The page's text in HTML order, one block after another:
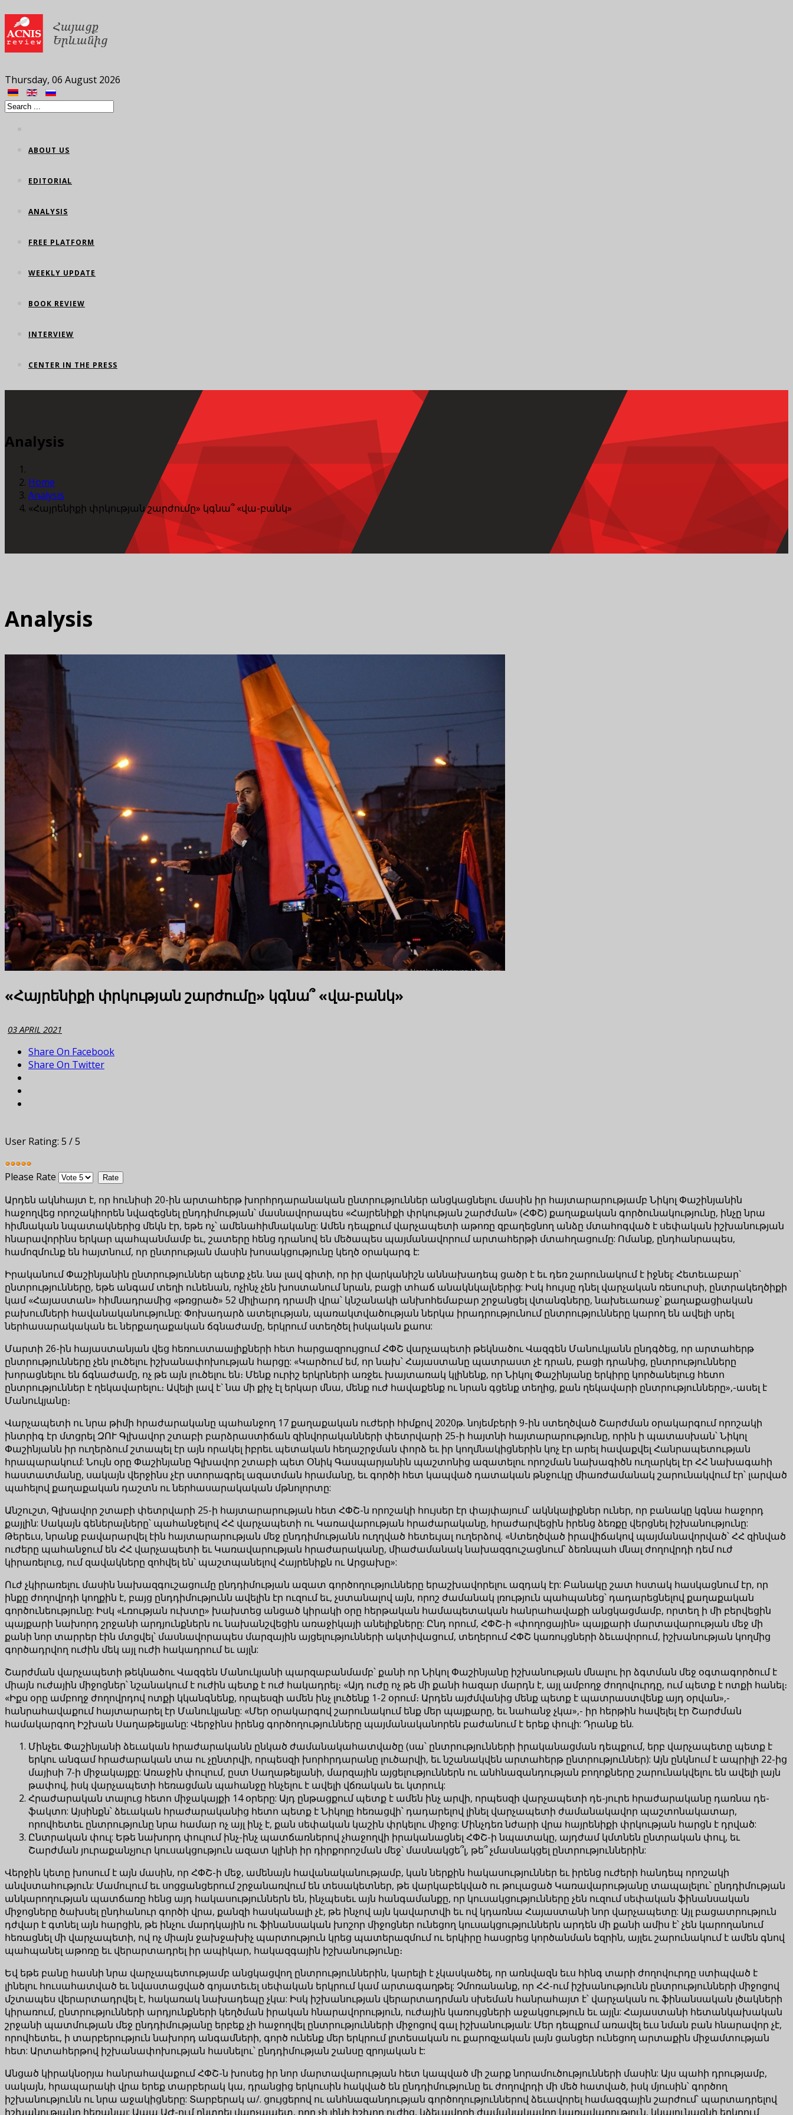
Thursday, 06 August 2026
ABOUT US
EDITORIAL
ANALYSIS
FREE PLATFORM
WEEKLY UPDATE
BOOK REVIEW
INTERVIEW
CENTER IN THE PRESS
Analysis
Home
Analysis
«Հայրենիքի փրկության շարժումը» կգնա՞ «վա-բանկ»
Analysis
«Հայրենիքի փրկության շարժումը» կգնա՞ «վա-բանկ»
03 APRIL 2021
Share On Facebook
Share On Twitter
User Rating: 5 /5
Please Rate
Արդեն ակնհայտ է, որ հունիսի 20-ին արտահերթ խորհրդարանական ընտրություններ անցկացնելու մասին իր հայտարարությամբ Նիկոլ Փաշինյանին
հաջողվեց որոշակիորեն նվազեցնել ընդդիմության՝ մասնավորապես «Հայրենիքի փրկության շարժման» (ՀՓՇ) քաղաքական գործունակությունը, ինչը նրա
հիմնական նպատակներից մեկն էր, եթե ոչ՝ ամենահիմնականը: Ամեն դեպքում վարչապետի աթոռը զբաղեցնող անձը մտահոգված է սեփական իշխանության
հնարավորինս երկար պահպանմամբ եւ, շատերը հենց դրանով են մեծապես պայմանավորում արտահերթի մտահղացումը: Ոմանք, ընդհանրապես,
համոզմունք են հայտնում, որ ընտրության մասին խոսակցությունը կեղծ օրակարգ է:
Իրականում Փաշինյանին ընտրություններ պետք չեն. նա լավ գիտի, որ իր վարկանիշն աննախադեպ ցածր է եւ դեռ շարունակում է իջնել: Հետեւաբար`
ընտրությունները, եթե անգամ տեղի ունենան, ոչինչ չեն խոստանում նրան, բացի տհաճ անակնկալներից: Իսկ հույսը դնել վարչական ռեսուրսի, ընտրակեղծիքի
կամ «Հայաստան» հիմնադրամից «թռցրած» 52 միլիարդ դրամի վրա՝ կնշանակի անխոհեմաբար շրջանցել վտանգները, նախեւառաջ՝ քաղաքացիական
բախումների հավանականությունը: Փոխադարձ ատելության, պառակտվածության ներկա իրադրությունում ընտրությունները կարող են ավելի սրել
ներհասարակական եւ ներքաղաքական ճգնաժամը, երկրում ստեղծել իսկական քաոս:
Մարտի 26-ին հայաստանյան վեց հեռուստաալիքների հետ հարցազրույցում ՀՓՇ վարչապետի թեկնածու Վազգեն Մանուկյանն ընդգծեց, որ արտահերթ
ընտրությունները չեն լուծելու իշխանափոխության հարցը: «Կարծում եմ, որ նախ՝ Հայաստանը պատրաստ չէ դրան, բացի դրանից, ընտրությունները
խորացնելու են ճգնաժամը, ոչ թե այն լուծելու են։ Մենք ուրիշ երկրների առջեւ խայտառակ կլինենք, որ Նիկոլ Փաշինյանը երկիրը կործանելուց հետո
ընտրություններ է ղեկավարելու։ Ավելի լավ է` նա մի քիչ էլ երկար մնա, մենք ուժ հավաքենք ու նրան գցենք տեղից, քան ղեկավարի ընտրությունները»,-ասել է
Մանուկյանը։
Վարչապետի ու նրա թիմի հրաժարականը պահանջող 17 քաղաքական ուժերի հիմքով 2020թ. նոյեմբերի 9-ին ստեղծված Շարժման օրակարգում որոշակի
ինտրիգ էր մտցրել ԶՈՒ Գլխավոր շտաբի բարձրաստիճան զինվորականների փետրվարի 25-ի հայտնի հայտարարությունը, որին ի պատասխան՝ Նիկոլ
Փաշինյանն իր ուղերձում շտապել էր այն որակել իբրեւ պետական հեղաշրջման փորձ եւ իր կողմնակիցներին կոչ էր արել հավաքվել Հանրապետության
հրապարակում: Նույն օրը Փաշինյանը Գլխավոր շտաբի պետ Օնիկ Գասպարյանին պաշտոնից ազատելու որոշման նախագիծն ուղարկել էր ՀՀ նախագահի
հաստատմանը, սակայն վերջինս չէր ստորագրել ազատման հրամանը, եւ գործի հետ կապված դատական թնջուկը միառժամանակ շարունակվում էր՝ լարված
պահելով քաղաքական դաշտն ու ներհասարակական մթնոլորտը:
Անշուշտ, Գլխավոր շտաբի փետրվարի 25-ի հայտարարության հետ ՀՓՇ-ն որոշակի հույսեր էր փայփայում՝ ակնկալիքներ ուներ, որ բանակը կգնա հաջորդ
քայլին: Սակայն գեներալները՝ պահանջելով ՀՀ վարչապետի ու Կառավարության հրաժարականը, հրաժարվեցին իրենց ձեռքը վերցնել իշխանությունը:
Թերեւս, նրանք բավարարվել էին հայտարարության մեջ ընդդիմությանն ուղղված հետեւյալ ուղերձով. «Ստեղծված իրավիճակով պայմանավորված՝ ՀՀ զինված
ուժերը պահանջում են ՀՀ վարչապետի եւ Կառավարության հրաժարականը, միաժամանակ նախազգուշացնում՝ ձեռնպահ մնալ ժողովրդի դեմ ուժ
կիրառելուց, ում զավակները զոհվել են՝ պաշտպանելով Հայրենիքն ու Արցախը»:
Ուժ չկիրառելու մասին նախազգուշացումը ընդդիմության ազատ գործողությունները երաշխավորելու ազդակ էր: Բանակը շատ հստակ հասկացնում էր, որ
ինքը ժողովրդի կողքին է, բայց ընդդիմությունն ավելին էր ուզում եւ, չստանալով այն, որոշ ժամանակ լռություն պահպանեց՝ դադարեցնելով քաղաքական
գործունեությունը: Իսկ «Լռության ուխտը» խախտեց անցած կիրակի օրը հերթական համապետական հանրահավաքի անցկացմամբ, որտեղ ի մի բերվեցին
պայքարի նախորդ շրջանի արդյունքներն ու նախանշվեցին առաջիկայի անելիքները: Ընդ որում, ՀՓՇ-ի «փողոցային» պայքարի մարտավարության մեջ մի
քանի նոր տարրեր էին մտցվել՝ մասնավորապես մարզային այցելությունների ակտիվացում, տեղերում ՀՓՇ կառույցների ձեւավորում, իշխանության կողմից
գործադրվող ուժին մեկ այլ ուժի հակադրում եւ այլն:
Շարժման վարչապետի թեկնածու Վազգեն Մանուկյանի պարզաբանմամբ՝ քանի որ Նիկոլ Փաշինյանը իշխանության մնալու իր ձգտման մեջ օգտագործում է
միայն ուժային միջոցներ՝ նշանակում է ուժին պետք է ուժ հակադրել։ «Այդ ուժը ոչ թե մի քանի հազար մարդն է, այլ ամբողջ ժողովուրդը, ում պետք է ոտքի հանել։
«Իքս օրը ամբողջ ժողովրդով ոտքի կկանգնենք, որպեսզի ամեն ինչ լուծենք 1-2 օրում։ Արդեն այժմվանից մենք պետք է պատրաստվենք այդ օրվան»,-
հանրահավաքում հայտարարել էր Մանուկյանը: «Մեր օրակարգով շարունակում ենք մեր պայքարը, եւ նահանջ չկա»,- իր հերթին հավելել էր Շարժման
համակարգող Իշխան Սաղաթելյանը: Վերջինս իրենց գործողությունները պայմանականորեն բաժանում է երեք փուլի: Դրանք են.
Մինչեւ Փաշինյանի ձեւական հրաժարականն ընկած ժամանակահատվածը (սա՝ ընտրությունների իրականացման դեպքում, երբ վարչապետը պետք է
երկու անգամ հրաժարական տա ու չընտրվի, որպեսզի խորհրդարանը լուծարվի, եւ նշանակվեն արտահերթ ընտրություններ): Այն ընկնում է ապրիլի 22-ից
մայիսի 7-ի միջակայքը: Առաջին փուլում, ըստ Սաղաթելյանի, մարզային այցելություններն ու անհնազանդության բողոքները շարունակվելու են ավելի լայն
թափով, իսկ վարչապետի հեռացման պահանջը հնչելու է ավելի վճռական եւ կտրուկ:
Հրաժարական տալուց հետո միջակայքի 14 օրերը: Այդ ընթացքում պետք է ամեն ինչ արվի, որպեսզի վարչապետի դե-յուրե հրաժարականը դառնա դե-
ֆակտո: Այսինքն՝ ձեւական հրաժարականից հետո պետք է Նիկոլը հեռացվի՝ դադարելով լինել վարչապետի ժամանակավոր պաշտոնակատար,
որովհետեւ ընտրությունը նրա համար ոչ այլ ինչ է, քան սեփական կաշին փրկելու միջոց: Մինչդեռ նժարի վրա հայրենիքի փրկության հարցն է դրված:
Ընտրական փուլ: Եթե նախորդ փուլում ինչ-ինչ պատճառներով չհաջողվի իրականացնել ՀՓՇ-ի նպատակը, այդժամ կմտնեն ընտրական փուլ, եւ
Շարժման յուրաքանչյուր կուսակցություն ազատ կլինի իր դիրքորոշման մեջ` մասնակցե՞լ, թե՞ չմասնակցել ընտրություններին:
Վերջին կետը խոսում է այն մասին, որ ՀՓՇ-ի մեջ, ամենայն հավանականությամբ, կան ներքին հակասություններ եւ իրենց ուժերի հանդեպ որոշակի
անվստահություն: Մամուլում եւ սոցցանցերում շրջանառվում են տեսակետներ, թե վարկաբեկված ու թուլացած Կառավարությանը տապալելու՝ ընդդիմության
անկարողության պատճառը հենց այդ հակասություններն են, ինչպեսեւ այն հանգամանքը, որ կուսակցությունները չեն ուզում սեփական ֆինանսական
միջոցները ծախսել ընդհանուր գործի վրա, քանզի հասկանալի չէ, թե ինչով այն կավարտվի եւ ով կդառնա Հայաստանի նոր վարչապետը: Այլ բացատրություն
դժվար է գտնել այն հարցին, թե ինչու մարդկային ու ֆինանսական խոշոր միջոցներ ունեցող կուսակցություններն արդեն մի քանի ամիս է՝ չեն կարողանում
հեռացնել մի վարչապետի, ով ոչ միայն ջախջախիչ պարտություն կրեց պատերազմում ու երկիրը հասցրեց կործանման եզրին, այլեւ շարունակում է ամեն գնով
պահպանել աթոռը եւ վերարտադրել իր ապիկար, հակազգային իշխանությունը։
Եվ եթե բանը հասնի նրա վարչապետությամբ անցկացվող ընտրություններին, կարելի է չկասկածել, որ առնվազն եւս հինգ տարի ժողովուրդը ստիպված է
լինելու հուսահատված եւ նվաստացված գոյատեւել սեփական երկրում կամ արտագաղթել: Չմոռանանք, որ ՀՀ-ում իշխանությունն ընտրությունների միջոցով
մշտապես վերարտադրվել է, հակառակ նախադեպը չկա: Իսկ իշխանության վերարտադրման սխեման հանրահայտ է՝ վարչական ու ֆինանսական լծակների
կիրառում, ընտրությունների արդյունքների կեղծման իրական հնարավորություն, ուժային կառույցների աջակցություն եւ այլն: Հայաստանի հետանկախական
շրջանի պատմության մեջ ընդդիմությանը երբեք չի հաջողվել ընտրությունների միջոցով գալ իշխանության: Մեր դեպքում առավել եւս նման բան հնարավոր չէ,
որովհետեւ, ի տարբերություն նախորդ անգամների, գործ ունենք մեր երկրում լրտեսական ու քարոզչական լայն ցանցեր ունեցող արտաքին միջամտության
հետ: Արտահերթով իշխանափոխության հասնելու՝ ընդդիմության շանսը զրոյական է:
Անցած կիրակնօրյա հանրահավաքում ՀՓՇ-ն խոսեց իր նոր մարտավարության հետ կապված մի շարք նորամուծությունների մասին: Այս պահի դրությամբ,
սակայն, հրապարակի վրա երեք տարբերակ կա, դրանցից երկուսին հակված են ընդդիմությունը եւ ժողովրդի մի մեծ հատված, իսկ մյուսին՝ գործող
իշխանությունն ու նրա աջակիցները: Տարբերակ ա/. ցույցերով ու անհնազանդության գործողություններով ձեւավորել համազգային շարժում՝ պարտադրելով
իշխանությանը հեռանալ: Ապա ԱԺ-ում ընտրել վարչապետ, որը չի լինի իշխող ուժից, կձեւավորի ժամանակավոր կառավարություն, կկայունացնի երկրում